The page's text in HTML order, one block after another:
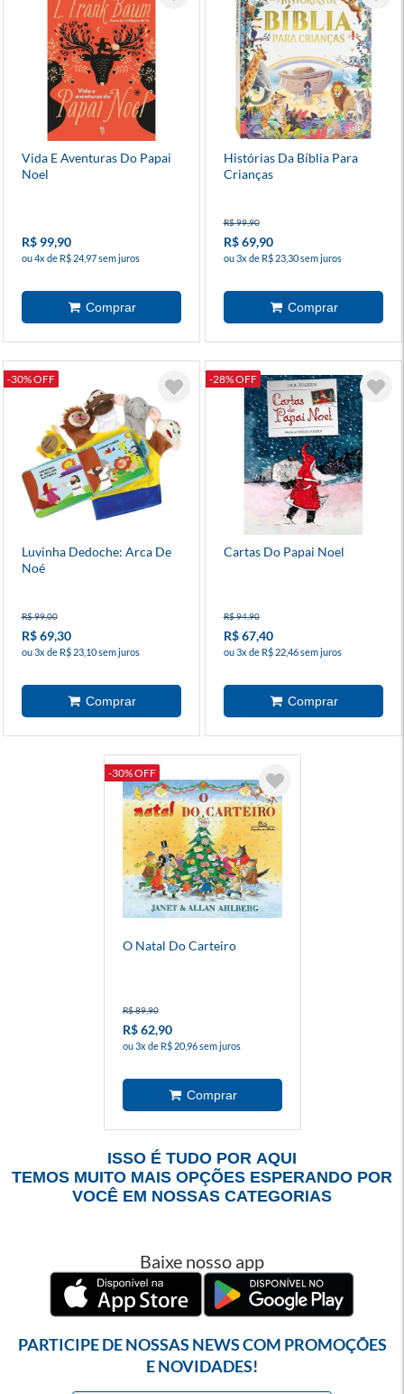
Vida E Aventuras Do Papai
Noel
R$ 99,90
ou 4x de R$ 24,97 sem juros
Histórias Da Bíblia Para
Crianças
R$ 99,90
R$ 69,90
ou 3x de R$ 23,30 sem juros
-30% OFF
Luvinha Dedoche: Arca De
Noé
R$ 99,00
R$ 69,30
ou 3x de R$ 23,10 sem juros
-28% OFF
Cartas Do Papai Noel
R$ 94,90
R$ 67,40
ou 3x de R$ 22,46 sem juros
-30% OFF
O Natal Do Carteiro
R$ 89,90
R$ 62,90
ou 3x de R$ 20,96 sem juros
ISSO É TUDO POR AQUI
TEMOS MUITO MAIS OPÇÕES ESPERANDO POR
VOCÊ EM NOSSAS CATEGORIAS
Baixe nosso app
PARTICIPE DE NOSSAS NEWS COM PROMOÇÕES
E NOVIDADES!